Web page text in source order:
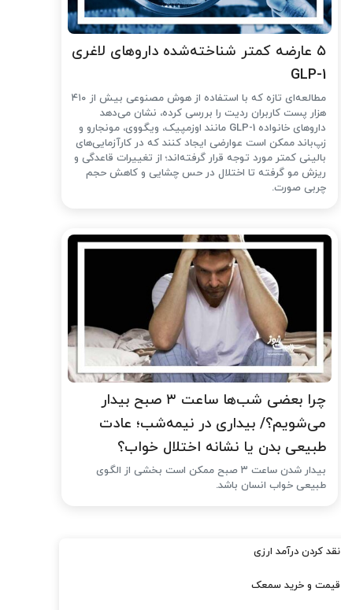
۵ عارضه کمتر شناخته‌شده داروهای لاغری
GLP-1
مطالعه‌ای تازه که با استفاده از هوش مصنوعی بیش از ۴۱۰
هزار پست کاربران ردیت را بررسی کرده، نشان می‌دهد
داروهای خانواده GLP-1 مانند اوزمپیک، ویگووی، مونجارو و
زپ‌باند ممکن است عوارضی ایجاد کنند که در کارآزمایی‌های
بالینی کمتر مورد توجه قرار گرفته‌اند؛ از تغییرات قاعدگی و
ریزش مو گرفته تا اختلال در حس چشایی و کاهش حجم
چربی صورت.
چرا بعضی شب‌ها ساعت ۳ صبح بیدار
می‌شویم؟/ بیداری در نیمه‌شب؛ عادت
طبیعی بدن یا نشانه اختلال خواب؟
بیدار شدن ساعت ۳ صبح ممکن است بخشی از الگوی
طبیعی خواب انسان باشد.
نقد کردن درآمد ارزی
قیمت و خرید سمعک